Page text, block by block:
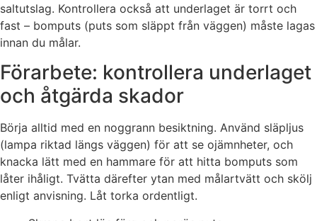
saltutslag. Kontrollera också att underlaget är torrt och
fast – bomputs (puts som släppt från väggen) måste lagas
innan du målar.
Förarbete: kontrollera underlaget
och åtgärda skador
Börja alltid med en noggrann besiktning. Använd släpljus
(lampa riktad längs väggen) för att se ojämnheter, och
knacka lätt med en hammare för att hitta bomputs som
låter ihåligt. Tvätta därefter ytan med målartvätt och skölj
enligt anvisning. Låt torka ordentligt.